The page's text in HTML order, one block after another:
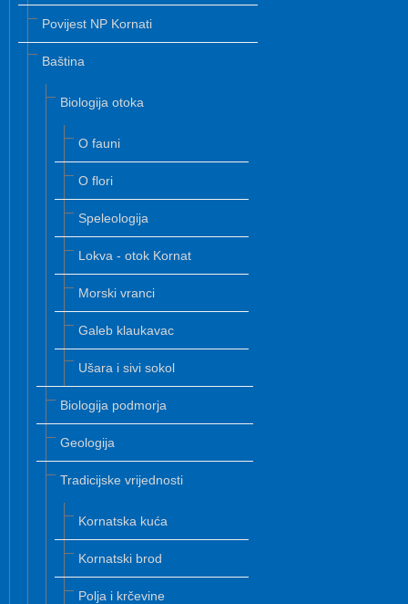
Povijest NP Kornati
Baština
Biologija otoka
O fauni
O flori
Speleologija
Lokva - otok Kornat
Morski vranci
Galeb klaukavac
Ušara i sivi sokol
Biologija podmorja
Geologija
Tradicijske vrijednosti
Kornatska kuća
Kornatski brod
Polja i krčevine